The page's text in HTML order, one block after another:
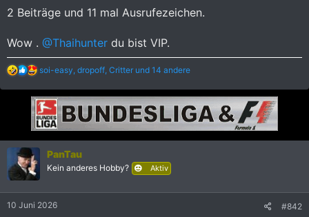
2 Beiträge und 11 mal Ausrufezeichen.
Wow . @Thaihunter du bist VIP.
R
a
k
t
i
n
:
soi-easy, dropoff, Critter und 14 andere
PanTau
Kein anderes Hobby? Aktiv
10 Juni 2026 #842